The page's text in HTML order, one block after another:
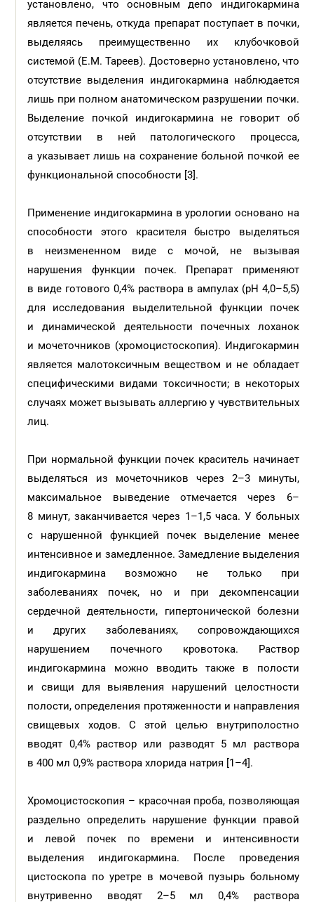
установлено, что основным депо индигокармина
является печень, откуда препарат поступает в почки,
выделяясь преимущественно их клубочковой
системой (Е.М. Тареев). Достоверно установлено, что
отсутствие выделения индигокармина наблюдается
лишь при полном анатомическом разрушении почки.
Выделение почкой индигокармина не говорит об
отсутствии в ней патологического процесса,
а указывает лишь на сохранение больной почкой ее
функциональной способности [3].
Применение индигокармина в урологии основано на
способности этого красителя быстро выделяться
в неизмененном виде с мочой, не вызывая
нарушения функции почек. Препарат применяют
в виде готового 0,4% раствора в ампулах (рН 4,0–5,5)
для исследования выделительной функции почек
и динамической деятельности почечных лоханок
и мочеточников (хромоцистоскопия). Индигокармин
является малотоксичным веществом и не обладает
специфическими видами токсичности; в некоторых
случаях может вызывать аллергию у чувствительных
лиц.
При нормальной функции почек краситель начинает
выделяться из мочеточников через 2–3 минуты,
максимальное выведение отмечается через 6–
8 минут, заканчивается через 1–1,5 часа. У больных
с нарушенной функцией почек выделение менее
интенсивное и замедленное. Замедление выделения
индигокармина возможно не только при
заболеваниях почек, но и при декомпенсации
сердечной деятельности, гипертонической болезни
и других заболеваниях, сопровождающихся
нарушением почечного кровотока. Раствор
индигокармина можно вводить также в полости
и свищи для выявления нарушений целостности
полости, определения протяженности и направления
свищевых ходов. С этой целью внутриполостно
вводят 0,4% раствор или разводят 5 мл раствора
в 400 мл 0,9% раствора хлорида натрия [1–4].
Хромоцистоскопия – красочная проба, позволяющая
раздельно определить нарушение функции правой
и левой почек по времени и интенсивности
выделения индигокармина. После проведения
цистоскопа по уретре в мочевой пузырь больному
внутривенно вводят 2–5 мл 0,4% раствора